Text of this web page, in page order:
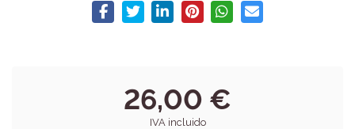
26,00 €
IVA incluido